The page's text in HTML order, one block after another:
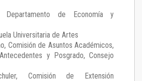
Departamento de Economía y
Universitaria de Artes
, Comisión de Asuntos Académicos,
y Posgrado, Consejo
, Comisión de Extensión